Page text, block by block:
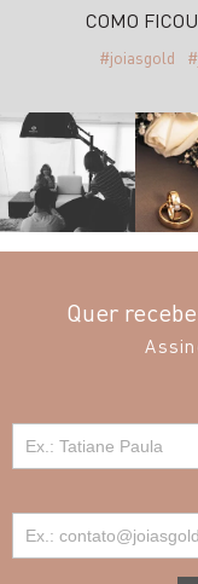
COMO
#joiasgold
Quer